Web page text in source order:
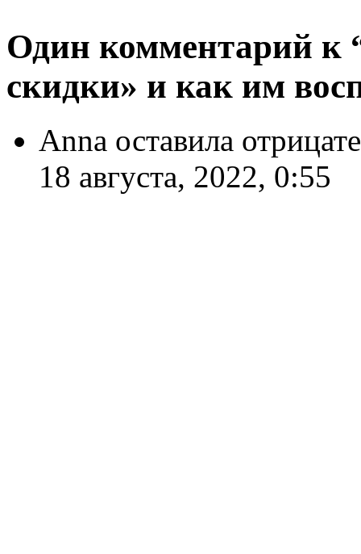
Один комментарий к
скидки» и как им
Anna оставила
18 августа, 2022, 0:55